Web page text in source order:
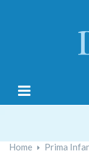
navigazione
☰
Home Prima